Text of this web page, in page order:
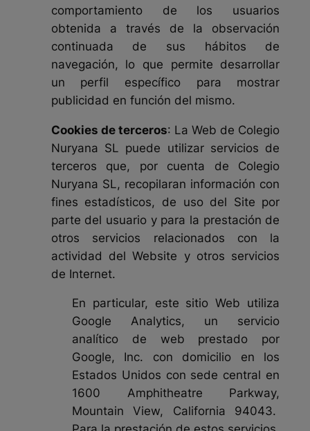
comportamiento de los usuarios
obtenida a través de la observación
continuada de sus hábitos de
navegación, lo que permite desarrollar
un perfil específico para mostrar
publicidad en función del mismo.
Cookies de terceros: La Web de Colegio
Nuryana SL puede utilizar servicios de
terceros que, por cuenta de Colegio
Nuryana SL, recopilaran información con
fines estadísticos, de uso del Site por
parte del usuario y para la prestación de
otros servicios relacionados con la
actividad del Website y otros servicios
de Internet.
En particular, este sitio Web utiliza
Google Analytics, un servicio
analítico de web prestado por
Google, Inc. con domicilio en los
Estados Unidos con sede central en
1600 Amphitheatre Parkway,
Mountain View, California 94043.